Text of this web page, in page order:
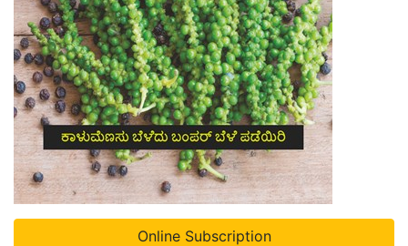
Online Subscription